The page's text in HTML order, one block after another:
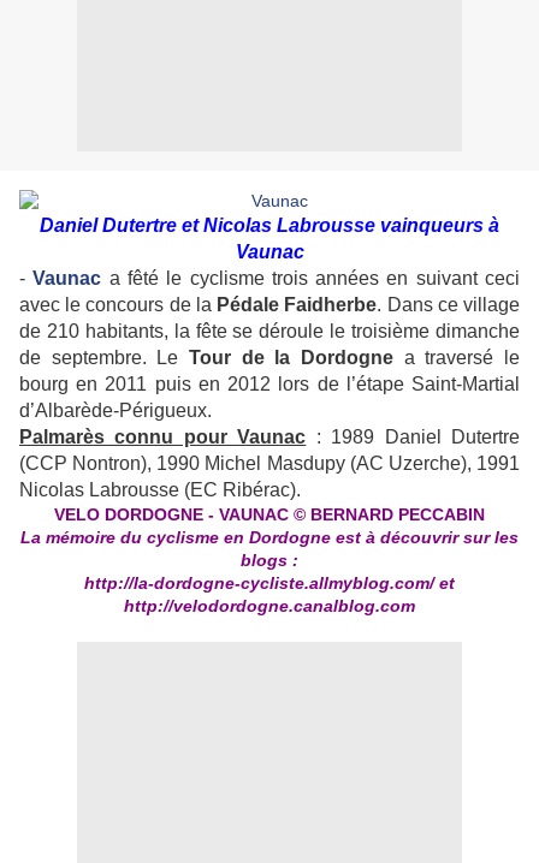
Daniel Dutertre et Nicolas Labrousse vainqueurs à
Vaunac
-Vaunac a fêté le cyclisme trois années en suivant ceci
avec le concours de la Pédale Faidherbe. Dans ce village
de 210 habitants, la fête se déroule le troisième dimanche
de septembre. Le Tour de la Dordogne a traversé le
bourg en 2011 puis en 2012 lors de l’étape Saint-Martial
d’Albarède-Périgueux.
Palmarès connu pour Vaunac : 1989 Daniel Dutertre
(CCP Nontron), 1990 Michel Masdupy (AC Uzerche), 1991
Nicolas Labrousse (EC Ribérac).
VELO DORDOGNE - VAUNAC © BERNARD PECCABIN
La mémoire du cyclisme en Dordogne est à découvrir sur les
blogs :
http://la-dordogne-cycliste.allmyblog.com/et
http://velodordogne.canalblog.com